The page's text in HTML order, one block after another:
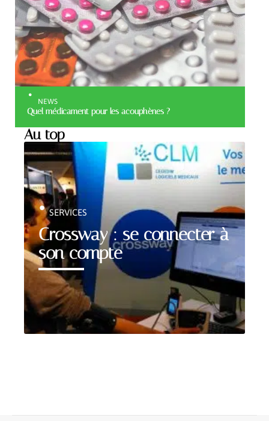
NEWS
Quel médicament pour les acouphènes ?
Au top
Crossway : se connecter à
son compte
SERVICES